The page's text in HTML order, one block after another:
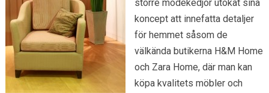
större modekedjor utökat sina
koncept att innefatta detaljer
för hemmet såsom de
välkända butikerna H&M Home
och Zara Home, där man kan
köpa kvalitets möbler och